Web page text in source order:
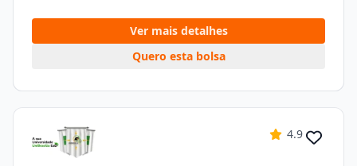
Ver mais detalhes
Quero esta bolsa
4.9